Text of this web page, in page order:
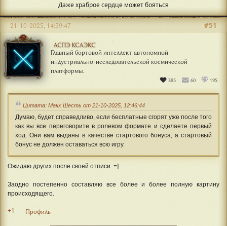
Даже храброе сердце может бояться
АСПЭ КСАЭКС
Главный бортовой интеллект автономной
индустриально-исследовательской космической
платформы.
385 60 195
#51
21-10-2025, 14:59:47
Цитата: Макх Шесть от 21-10-2025, 12:46:44
Думаю, будет справедливо, если бесплатные сгорят уже после того
как вы все переговорите в ролевом формате и сделаете первый
ход. Они вам выданы в качестве стартового бонуса, а стартовый
бонус не должен оставаться всю игру.
Ожидаю других после своей отписи. =]
Заодно постепенно составляю все более и более полную картину
происходящего.
+1 Профиль